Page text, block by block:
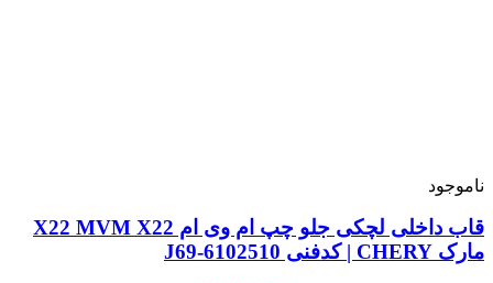
ناموجود
قاب داخلی لچکی جلو چپ ام وی ام X22 MVM X22
مارک CHERY | کدفنی J69-6102510